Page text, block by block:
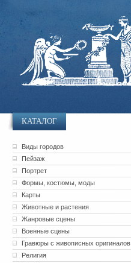
КАТАЛОГ
Виды городов
Пейзаж
Портрет
Формы, костюмы, моды
Карты
Животные и растения
Жанровые сцены
Военные сцены
Гравюры с живописных оригиналов
Религия